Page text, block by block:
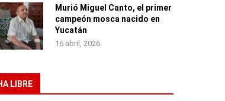
Murió Miguel Canto, el primer
campeón mosca nacido en
Yucatán
16 abril, 2026
LIBRE